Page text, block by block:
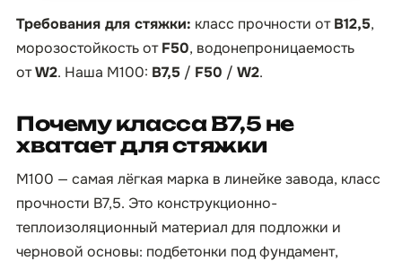
Требования для стяжки: класс прочности отB12,5,
морозостойкость отF50, водонепроницаемость
отW2. Наша М100: B7,5 / F50 / W2.
Почему класса B7,5 не
хватает для стяжки
М100 — самая лёгкая марка в линейке завода, класс
прочности B7,5. Это конструкционно-
теплоизоляционный материал для подложки и
черновой основы: подбетонки под фундамент,